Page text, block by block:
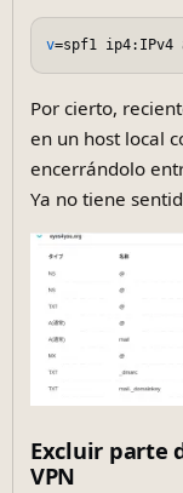
v
Por cierto,
en un host local
encerrándolo
Ya no tiene
Excluir parte
VPN